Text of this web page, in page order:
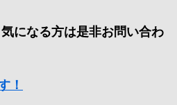
になる方は是非お問い合わ
！